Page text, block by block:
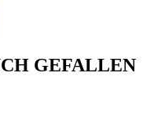
GEFALLEN